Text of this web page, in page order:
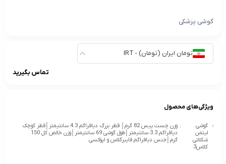
گوشی پزشکی
تومان ایران (تومان) - IRT
تماس بگیرید
ویژگی‌های محصول
گوشی
لیتمن
شکلاتی
کلاس3
:
وزن چست پیس 82 گرم│ قطر بزرگ دیافراگم 4.3 سانتیمتر│قطر کوچک
دیافراگم 3.3 سانتیمتر│طول گوشی 69 سانتیمتر│وزن خالص کل 150
گرم│جنس دیافراگم فایبرگلاس و اپوکسی